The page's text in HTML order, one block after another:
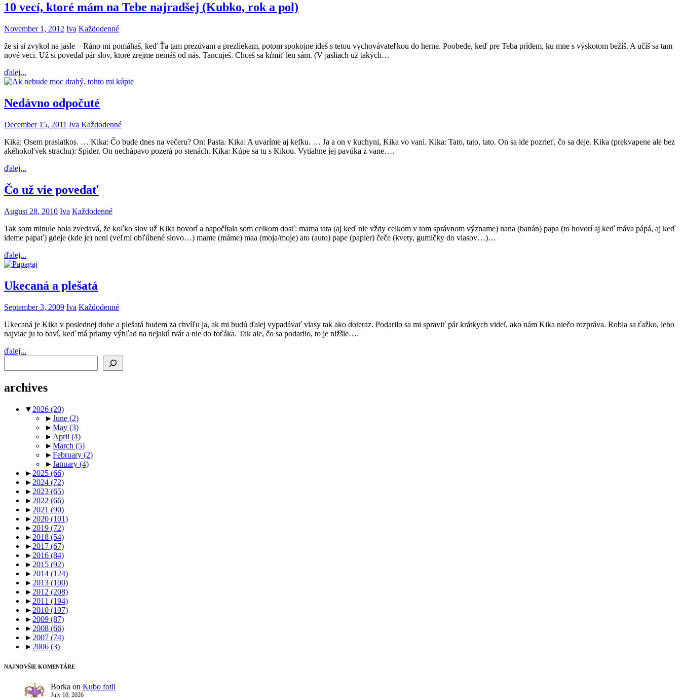
10 vecí, ktoré mám na Tebe najradšej (Kubko, rok a pol)
November 1, 2012 Iva Každodenné
že si si zvykol na jasle – Ráno mi pomáhaš, keď Ťa tam prezúvam a prezliekam, potom spokojne ideš s tetou vychovávateľkou do herne. Poobede, keď pre Teba prídem, ku mne s výskotom bežíš. A učíš sa tam
nové veci. Už si povedal pár slov, ktoré zrejme nemáš od nás. Tancuješ. Chceš sa kŕmiť len sám. (V jasliach už takých…
ďalej...
Nedávno odpočuté
December 15, 2011 Iva Každodenné
Kika: Osem prasiatkos. … Kika: Čo bude dnes na večeru? On: Pasta. Kika: A uvaríme aj kefku. … Ja a on v kuchyni, Kika vo vani. Kika: Tato, tato, tato. On sa ide pozrieť, čo sa deje. Kika (prekvapene ale bez
akéhokoľvek strachu): Spider. On nechápavo pozerá po stenách. Kika: Kúpe sa tu s Kikou. Vytiahne jej pavúka z vane….
ďalej...
Čo už vie povedať
August 28, 2010 Iva Každodenné
Tak som minule bola zvedavá, že koľko slov už Kika hovorí a napočítala som celkom dosť: mama tata (aj keď nie vždy celkom v tom správnom význame) nana (banán) papa (to hovorí aj keď máva pápá, aj keď
ideme papať) gdeje (kde je) neni (veľmi obľúbené slovo…) mame (máme) maa (moja/moje) ato (auto) pape (papier) čeče (kvety, gumičky do vlasov…)…
ďalej...
Ukecaná a plešatá
September 3, 2009 Iva Každodenné
Ukecaná je Kika v poslednej dobe a plešatá budem za chvíľu ja, ak mi budú ďalej vypadávať vlasy tak ako doteraz. Podarilo sa mi spraviť pár krátkych videí, ako nám Kika niečo rozpráva. Robia sa ťažko, lebo
najviac ju to baví, keď má priamy výhľad na nejakú tvár a nie do foťáka. Tak ale, čo sa podarilo, to je nižšie….
ďalej...
archives
▼ 2026 (20)
►June (2)
►May (3)
► April (4)
►March (5)
►February (2)
►January (4)
► 2025 (66)
► 2024 (72)
► 2023 (65)
► 2022 (66)
► 2021 (90)
► 2020 (101)
► 2019 (72)
► 2018 (54)
► 2017 (67)
► 2016 (84)
► 2015 (92)
► 2014 (124)
► 2013 (100)
► 2012 (208)
► 2011 (194)
► 2010 (107)
► 2009 (87)
► 2008 (66)
► 2007 (74)
► 2006 (3)
NAJNOVŠIE KOMENTÁRE
Borka on Kubo fotil
July 10, 2026